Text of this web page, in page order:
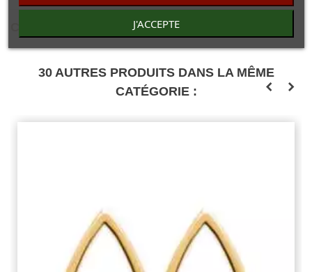
30 AUTRES PRODUITS DANS LA MÊME
CATÉGORIE :
J'ACCEPTE